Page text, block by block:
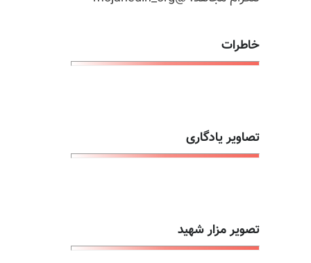
خاطرات
تصاویر یادگاری
تصویر مزار شهید